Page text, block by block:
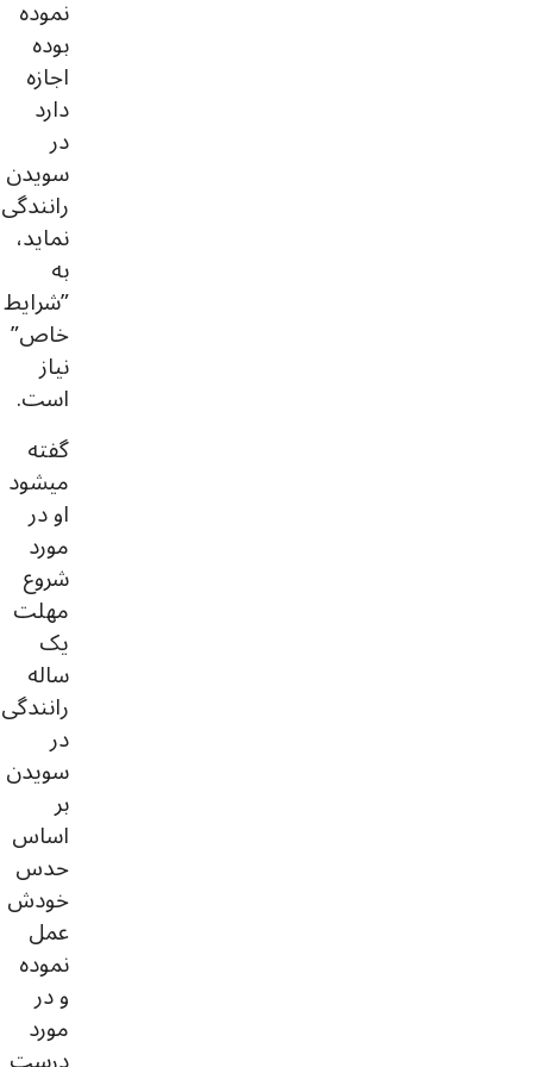
نموده
بوده
اجازه
دارد
در
سویدن
رانندگی
نماید،
به
”شرایط
خاص”
نیاز
است.
گفته
میشود
او در
مورد
شروع
مهلت
یک
ساله
رانندگی
در
سویدن
بر
اساس
حدس
خودش
عمل
نموده
و در
مورد